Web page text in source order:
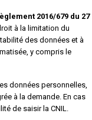
2016/679 du 27
à la limitation du
des données et à
y compris le
données personnelles,
à la demande. En cas
de saisir la CNIL.